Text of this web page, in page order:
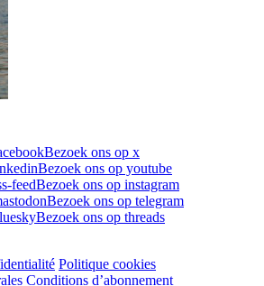
Bezoek ons op x
Bezoek ons op youtube
feedBezoek ons op instagram
Bezoek ons op telegram
Bezoek ons op threads
Politique cookies
Conditions d’abonnement